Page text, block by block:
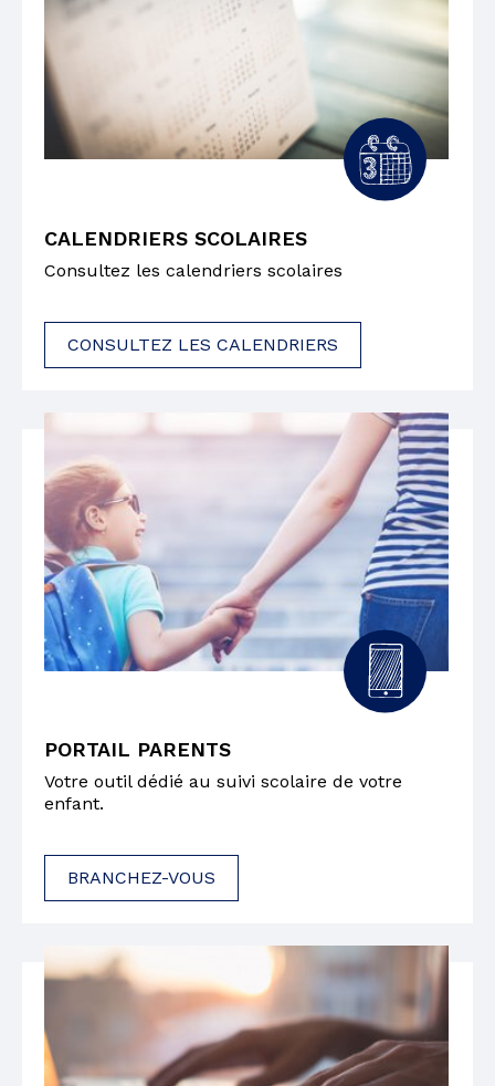
CALENDRIERS SCOLAIRES
Consultez les calendriers scolaires
CONSULTEZ LES CALENDRIERS
PORTAIL PARENTS
Votre outil dédié au suivi scolaire de votre
enfant.
BRANCHEZ-VOUS